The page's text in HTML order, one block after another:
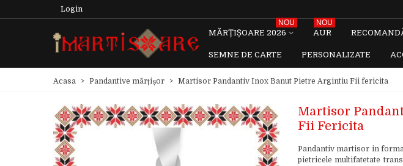
Login
MĂRȚIȘOARE 2026
NOU
AUR
NOU
SEMNE DE CARTE
PERSONALIZATE
Acasa > Pandantive mărțișor > Martisor Pandantiv Inox Banut Pietre Argintiu Fii fericita
Martisor
Fii Fericita
Pandantiv martisor in
pietricele multifatetate